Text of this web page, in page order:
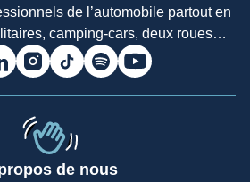
de l’automobile partout en
camping-cars, deux roues…
de nous